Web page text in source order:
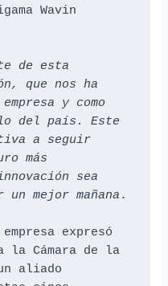
Wavin
de esta
que nos ha
y como
del país. Este
a seguir
más
sea
mejor mañana .
expresó
la Cámara de la
aliado